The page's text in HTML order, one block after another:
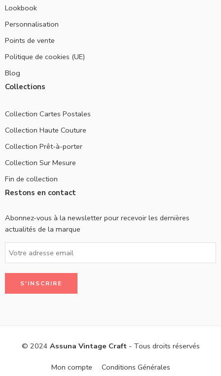
Lookbook
Personnalisation
Points de vente
Politique de cookies (UE)
Blog
Collections
Collection Cartes Postales
Collection Haute Couture
Collection Prêt-à-porter
Collection Sur Mesure
Fin de collection
Restons en contact
Abonnez-vous à la newsletter pour recevoir les dernières
actualités de la marque
© 2024 Assuna Vintage Craft- Tous droits réservés
Mon compte Conditions Générales